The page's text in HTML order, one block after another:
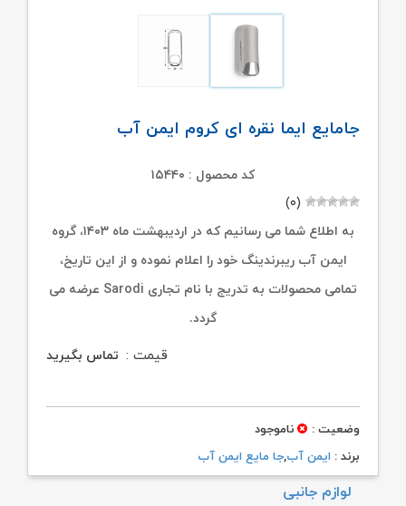
جامایع ایما نقره ای کروم ایمن آب
کد محصول : ۱۵۴۴۰
(۰)
به اطلاع شما می رسانیم که در اردیبهشت ماه ۱۴۰۳، گروه
ایمن آب ریبرندینگ خود را اعلام نموده و از این تاریخ،
تمامی محصولات به تدریج با نام تجاری Sarodi عرضه می
گردد.
قیمت : تماس بگیرید
وضعیت :
ناموجود
برند : ایمن آب,جا مایع ایمن آب
لوازم جانبی